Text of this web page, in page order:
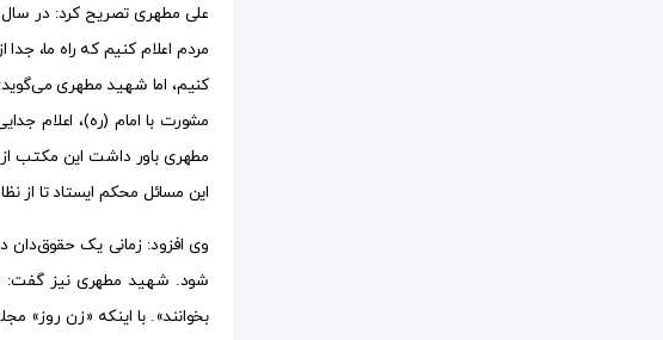
مردم اعلام کنیم که راه ما،
کنیم، اما شهید مطهری
مشورت با امام (ره)، اعلام
مطهری باور داشت این مکتب از
این مسائل محکم ایستاد تا از
وی افزود: زمانی یک حقوق‌دان
شود. شهید مطهری نیز گفت:
بخوانند». با اینکه «زن روز»